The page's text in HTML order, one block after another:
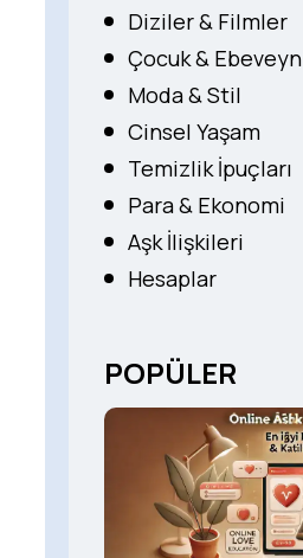
Diziler & Filmler
Çocuk & Ebeveyn
Moda & Stil
Cinsel Yaşam
Temizlik İpuçları
Para & Ekonomi
Aşk İlişkileri
Hesaplar
POPÜLER